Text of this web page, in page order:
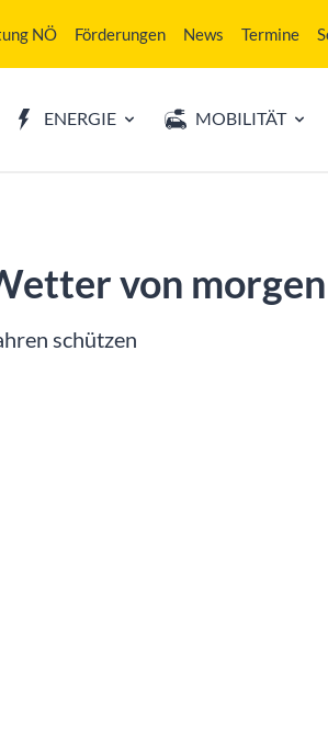
NÖ Förderungen News Termine
ENERGIE MOBILITÄT
von morgen
schützen